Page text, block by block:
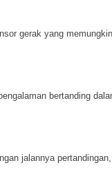
gerak yang
bertanding
jalannya